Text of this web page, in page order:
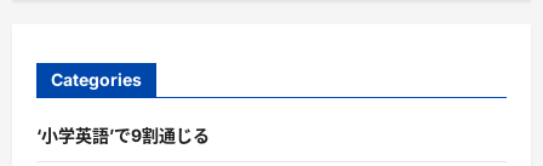
Categories
‘小学英語’で9割通じる